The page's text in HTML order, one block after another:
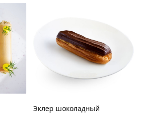
Эклер шоколадный